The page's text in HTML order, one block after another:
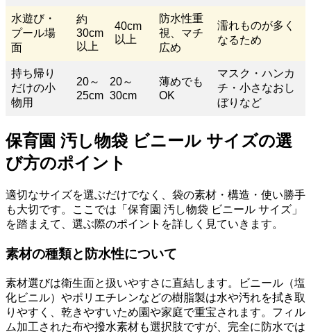
水遊び・
プール場
面
約
30cm
以上
40cm
以上
防水性重
視、マチ
広め
濡れものが多く
なるため
持ち帰り
だけの小
物用
20～
25cm
20～
30cm
薄めでも
OK
マスク・ハンカ
チ・小さなおし
ぼりなど
保育園 汚し物袋 ビニール サイズの選
び方のポイント
適切なサイズを選ぶだけでなく、袋の素材・構造・使い勝手
も大切です。ここでは「保育園 汚し物袋 ビニール サイズ」
を踏まえて、選ぶ際のポイントを詳しく見ていきます。
素材の種類と防水性について
素材選びは衛生面と扱いやすさに直結します。ビニール（塩
化ビニル）やポリエチレンなどの樹脂製は水や汚れを拭き取
りやすく、乾きやすいため園や家庭で重宝されます。フィル
ム加工された布や撥水素材も選択肢ですが、完全に防水では